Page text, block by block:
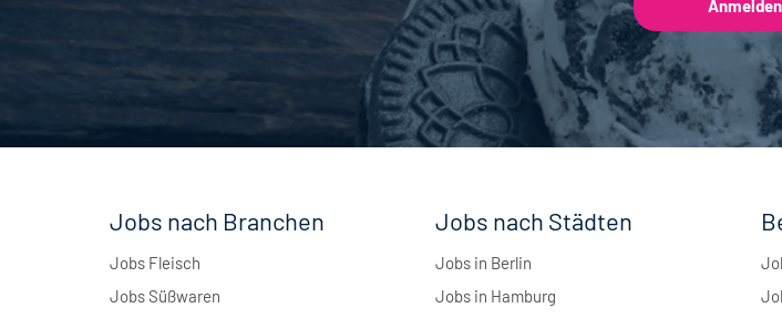
Jobs nach Branchen
Jobs Fleisch
Jobs Süßwaren
Jobs nach Städten
Jobs in Berlin
Jobs in Hamburg